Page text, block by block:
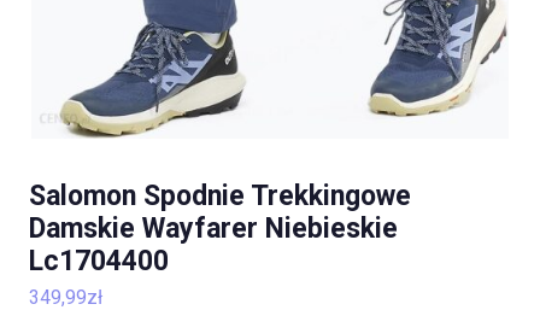
Salomon Spodnie Trekkingowe
Damskie Wayfarer Niebieskie
Lc1704400
349,99zł